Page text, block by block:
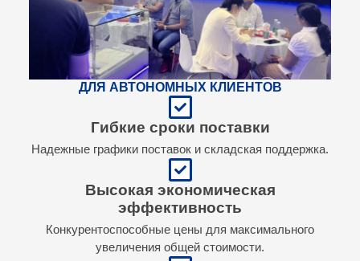
ДЛЯ АВТОНОМНЫХ КЛИЕНТОВ
Гибкие сроки поставки
Надежные графики поставок и складская поддержка.
Высокая экономическая
эффективность
Конкурентоспособные цены для максимального
увеличения общей стоимости.